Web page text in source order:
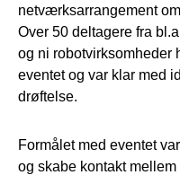
netværksarrangement
Over 50 deltagere fra
og ni robotvirksomheder
eventet og var klar med
drøftelse.
Formålet med eventet
og skabe kontakt